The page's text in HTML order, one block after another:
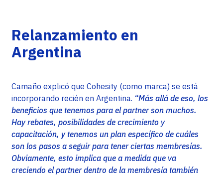
Relanzamiento en
Argentina
Camaño explicó que Cohesity (como marca) se está
incorporando recién en Argentina. “Más allá de eso, los
beneficios que tenemos para el partner son muchos.
Hay rebates, posibilidades de crecimiento y
capacitación, y tenemos un plan específico de cuáles
son los pasos a seguir para tener ciertas membresías.
Obviamente, esto implica que a medida que va
creciendo el partner dentro de la membresía también